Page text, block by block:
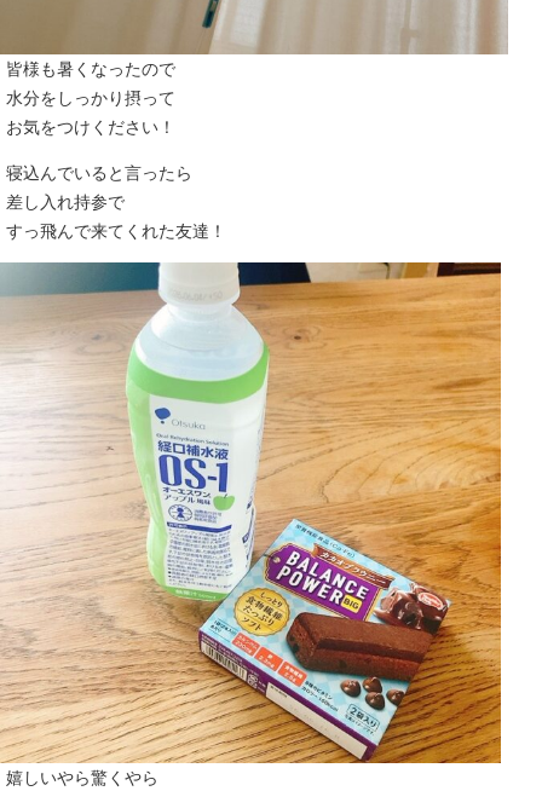
皆様も暑くなったので
水分をしっかり摂って
お気をつけください！
寝込んでいると言ったら
差し入れ持参で
すっ飛んで来てくれた友達！
嬉しいやら驚くやら